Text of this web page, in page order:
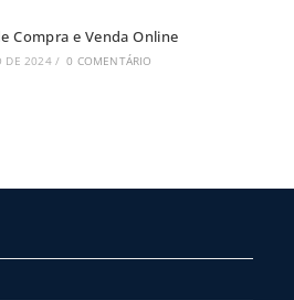
Compra e Venda Online
DE 2024 / 0 COMENTÁRIO